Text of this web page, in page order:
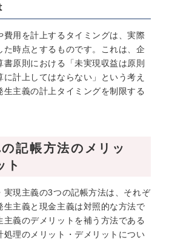
費用を計上するタイミングは、実際
た時点とするものです。これは、企
原則における「未実現収益は原則
に計上してはならない」という考え
主義の計上タイミングを制限する
記帳方法のメリッ
ト
実現主義の3つの記帳方法は、それぞ
生主義と現金主義は対照的な方法で
主義のデメリットを補う方法である
処理のメリット・デメリットについ